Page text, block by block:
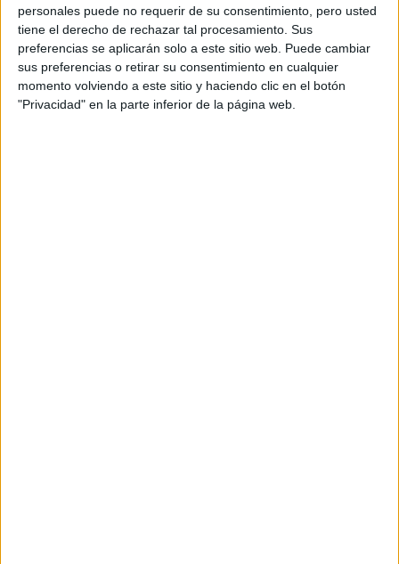
personales puede no requerir de su consentimiento, pero usted
tiene el derecho de rechazar tal procesamiento. Sus
preferencias se aplicarán solo a este sitio web. Puede cambiar
sus preferencias o retirar su consentimiento en cualquier
momento volviendo a este sitio y haciendo clic en el botón
"Privacidad" en la parte inferior de la página web.
Suscribite ahora
COMPARTÍ ESTA NOTA